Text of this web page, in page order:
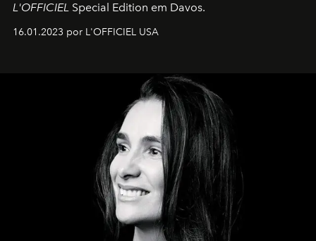
L'OFFICIEL Special Edition em Davos.
16.01.2023 por L'OFFICIEL USA